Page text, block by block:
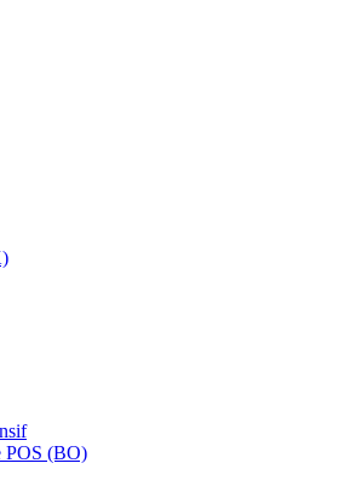
POS (BO)